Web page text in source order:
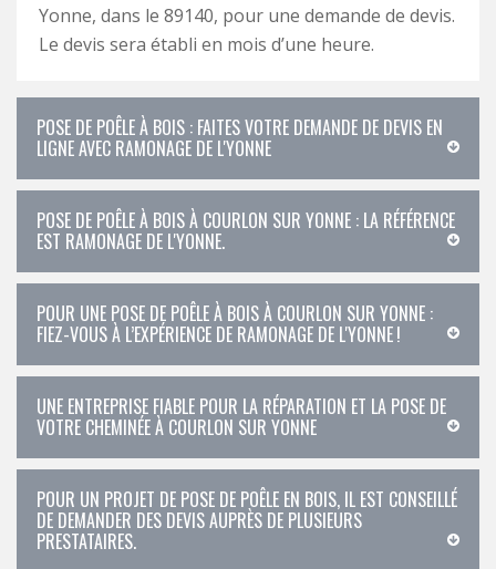
Yonne, dans le 89140, pour une demande de devis.
Le devis sera établi en mois d’une heure.
POSE DE POÊLE À BOIS : FAITES VOTRE DEMANDE DE DEVIS EN
LIGNE AVEC RAMONAGE DE L'YONNE
POSE DE POÊLE À BOIS À COURLON SUR YONNE : LA RÉFÉRENCE
EST RAMONAGE DE L'YONNE.
POUR UNE POSE DE POÊLE À BOIS À COURLON SUR YONNE :
FIEZ-VOUS À L’EXPÉRIENCE DE RAMONAGE DE L'YONNE !
UNE ENTREPRISE FIABLE POUR LA RÉPARATION ET LA POSE DE
VOTRE CHEMINÉE À COURLON SUR YONNE
POUR UN PROJET DE POSE DE POÊLE EN BOIS, IL EST CONSEILLÉ
DE DEMANDER DES DEVIS AUPRÈS DE PLUSIEURS
PRESTATAIRES.